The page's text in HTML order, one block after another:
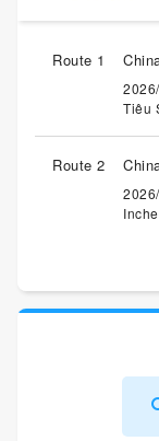
Route 1
Tiêu
Route 2